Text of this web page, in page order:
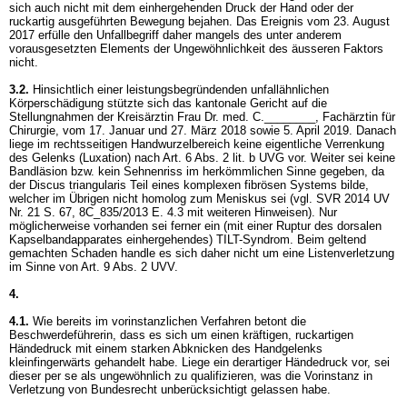
sich auch nicht mit dem einhergehenden Druck der Hand oder der
ruckartig ausgeführten Bewegung bejahen. Das Ereignis vom 23. August
2017 erfülle den Unfallbegriff daher mangels des unter anderem
vorausgesetzten Elements der Ungewöhnlichkeit des äusseren Faktors
nicht.
3.2. Hinsichtlich einer leistungsbegründenden unfallähnlichen
Körperschädigung stützte sich das kantonale Gericht auf die
Stellungnahmen der Kreisärztin Frau Dr. med. C.________, Fachärztin für
Chirurgie, vom 17. Januar und 27. März 2018 sowie 5. April 2019. Danach
liege im rechtsseitigen Handwurzelbereich keine eigentliche Verrenkung
des Gelenks (Luxation) nach Art. 6 Abs. 2 lit. b UVG vor. Weiter sei keine
Bandläsion bzw. kein Sehnenriss im herkömmlichen Sinne gegeben, da
der Discus triangularis Teil eines komplexen fibrösen Systems bilde,
welcher im Übrigen nicht homolog zum Meniskus sei (vgl. SVR 2014 UV
Nr. 21 S. 67, 8C_835/2013 E. 4.3 mit weiteren Hinweisen). Nur
möglicherweise vorhanden sei ferner ein (mit einer Ruptur des dorsalen
Kapselbandapparates einhergehendes) TILT-Syndrom. Beim geltend
gemachten Schaden handle es sich daher nicht um eine Listenverletzung
im Sinne von Art. 9 Abs. 2 UVV.
4.
4.1. Wie bereits im vorinstanzlichen Verfahren betont die
Beschwerdeführerin, dass es sich um einen kräftigen, ruckartigen
Händedruck mit einem starken Abknicken des Handgelenks
kleinfingerwärts gehandelt habe. Liege ein derartiger Händedruck vor, sei
dieser per se als ungewöhnlich zu qualifizieren, was die Vorinstanz in
Verletzung von Bundesrecht unberücksichtigt gelassen habe.